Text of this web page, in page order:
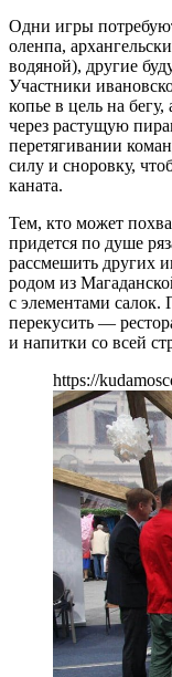
Одни игры
оленпа,
водяной), другие
Участники
копье в цель на
через растущую
перетягивании
силу и сноровку,
каната.
Тем, кто может
придется по душе
рассмешить других
родом из
с элементами салок.
перекусить —
и напитки со всей
https://